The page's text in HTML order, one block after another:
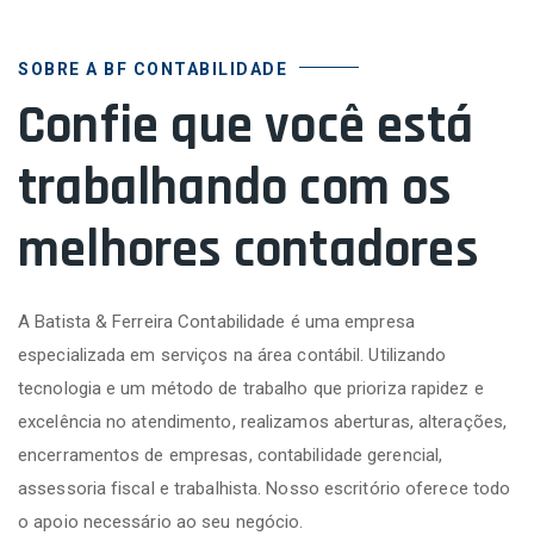
SOBRE A BF CONTABILIDADE
Confie que você está
trabalhando com os
melhores contadores
A Batista & Ferreira Contabilidade é uma empresa
especializada em serviços na área contábil. Utilizando
tecnologia e um método de trabalho que prioriza rapidez e
excelência no atendimento, realizamos aberturas, alterações,
encerramentos de empresas, contabilidade gerencial,
assessoria fiscal e trabalhista. Nosso escritório oferece todo
o apoio necessário ao seu negócio.